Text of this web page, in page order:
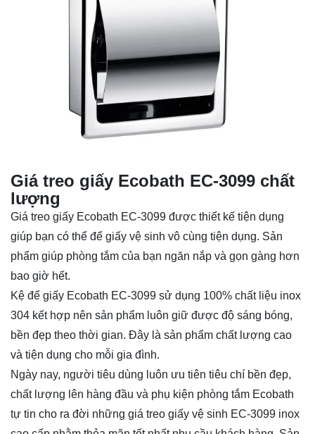
Giá treo giấy Ecobath EC-3099 chất
lượng
Giá treo giấy Ecobath EC-3099 được thiết kế tiện dụng
giúp bạn có thể để giấy vệ sinh vô cùng tiện dụng. Sản
phẩm giúp phòng tắm của bạn ngăn nắp và gọn gàng hơn
bao giờ hết.
Kệ để giấy Ecobath EC-3099 sử dụng 100% chất liệu inox
304 kết hợp nên sản phẩm luôn giữ được độ sáng bóng,
bền đẹp theo thời gian. Đây là sản phẩm chất lượng cao
và tiện dụng cho mỗi gia đình.
Ngày nay, người tiêu dùng luôn ưu tiên tiêu chí bền đẹp,
chất lượng lên hàng đầu và phụ kiện phòng tắm Ecobath
tự tin cho ra đời những giá treo giấy vệ sinh EC-3099 inox